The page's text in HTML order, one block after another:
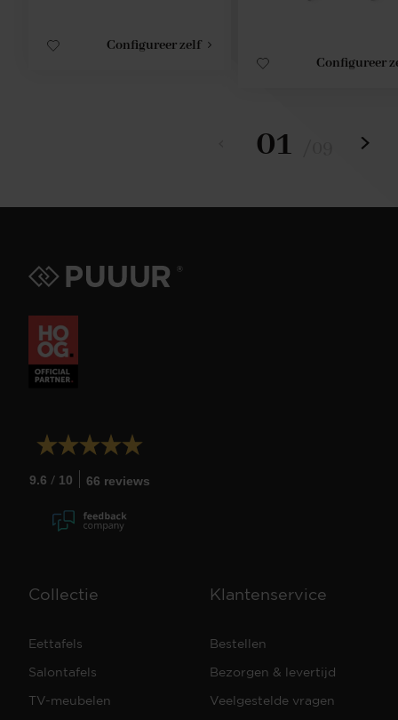
Configureer zelf
Configureer
01
9.6 / 10 66 reviews
Collectie
Eettafels
Salontafels
TV-meubelen
Klantenservice
Bestellen
Bezorgen & levertijd
Veelgestelde vragen